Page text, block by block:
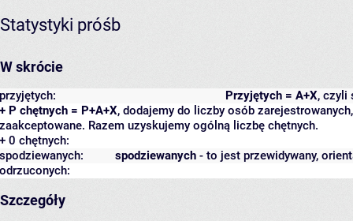
Statystyki próśb
W skrócie
Przyjętych = A+X, czyli
przyjętych:
+ P chętnych = P+A+X, dodajemy do liczby osób
zaakceptowane. Razem uzyskujemy ogólną liczbę chętnych.
+ 0 chętnych:
spodziewanych - to jest przewidywany,
spodziewanych:
odrzuconych:
Szczegóły